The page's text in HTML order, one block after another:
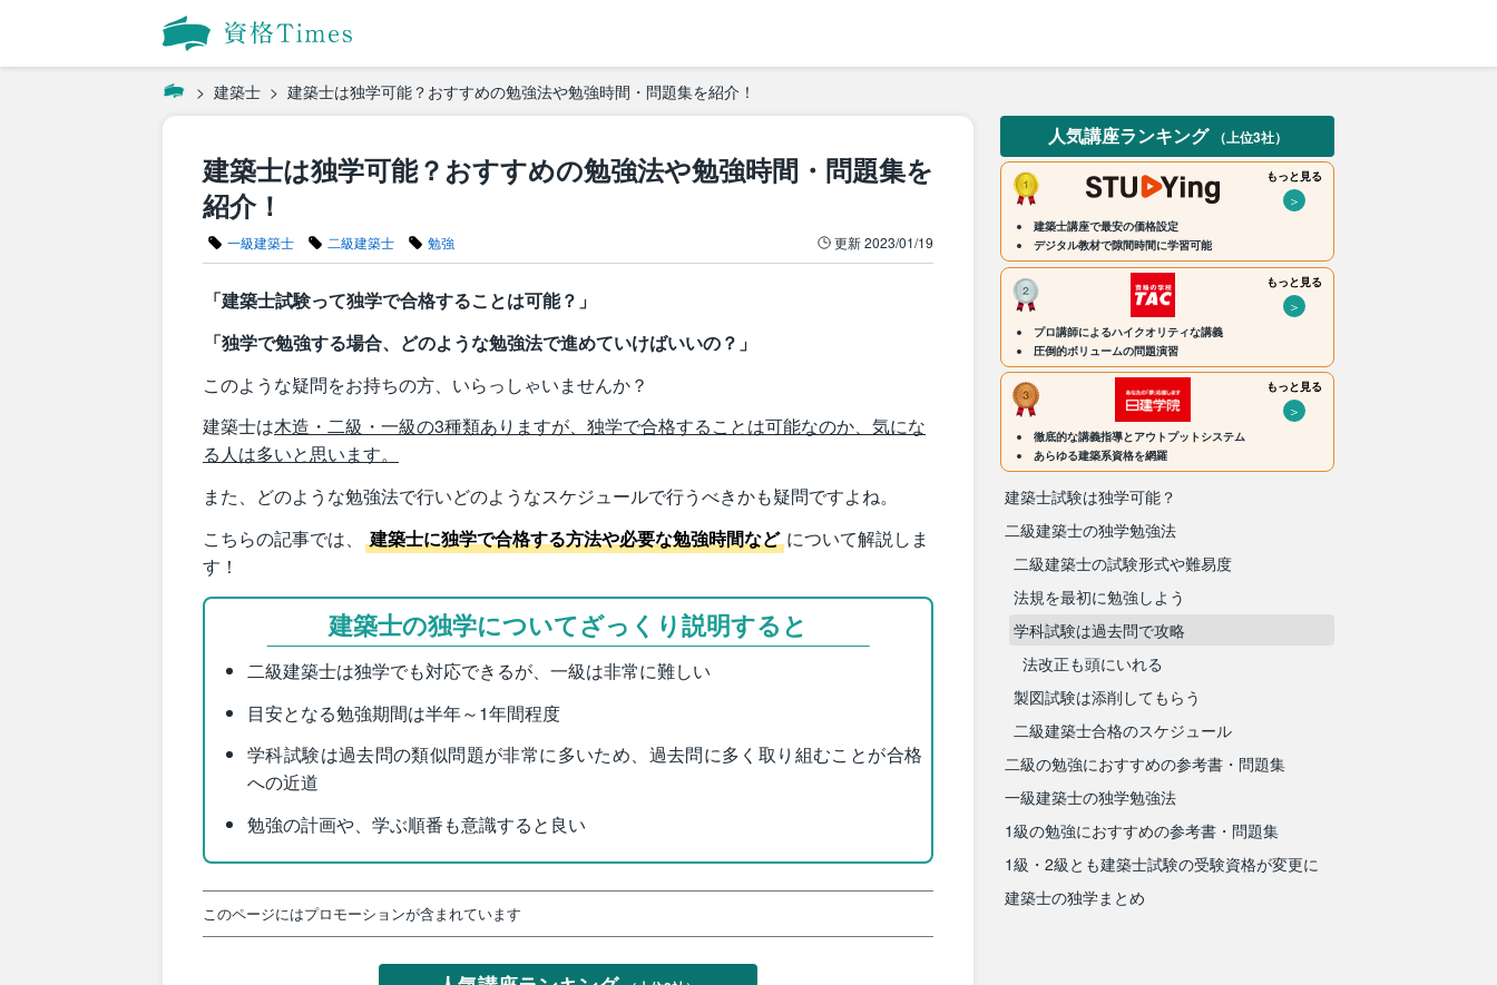
建築士 建築士は独学可能？おすすめの勉強法や勉強時間・問題集を紹介！
建築士は独学可能？おすすめの勉強法や勉強時間・問題集を
紹介！
一級建築士 二級建築士 勉強 更新2023/01/19
「建築士試験って独学で合格することは可能？」
「独学で勉強する場合、どのような勉強法で進めていけばいいの？」
このような疑問をお持ちの方、いらっしゃいませんか？
建築士は木造・二級・一級の3種類ありますが、独学で合格することは可能なのか、気にな
る人は多いと思います。
また、どのような勉強法で行いどのようなスケジュールで行うべきかも疑問ですよね。
こちらの記事では、
建築士に独学で合格する方法や必要な勉強時間など について解説しま
す！
建築士の独学についてざっくり説明すると
二級建築士は独学でも対応できるが、一級は非常に難しい
目安となる勉強期間は半年～1年間程度
学科試験は過去問の類似問題が非常に多いため、過去問に多く取り組むことが合格
への近道
勉強の計画や、学ぶ順番も意識すると良い
このページにはプロモーションが含まれています
人気講座ランキング （上位3社）
もっと見る
＞
建築士講座で最安の価格設定
デジタル教材で隙間時間に学習可能
もっと見る
＞
プロ講師によるハイクオリティな講義
圧倒的ボリュームの問題演習
もっと見る
＞
徹底的な講義指導とアウトプットシステム
あらゆる建築系資格を網羅
建築士試験は独学可能？
二級建築士の独学勉強法
二級建築士の試験形式や難易度
法規を最初に勉強しよう
学科試験は過去問で攻略
法改正も頭にいれる
製図試験は添削してもらう
二級建築士合格のスケジュール
二級の勉強におすすめの参考書・問題集
一級建築士の独学勉強法
1級の勉強におすすめの参考書・問題集
1級・2級とも建築士試験の受験資格が変更に
建築士の独学まとめ